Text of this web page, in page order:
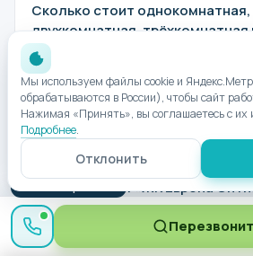
Сколько стоит однокомнатная,
двухкомнатная, трёхкомнатная
Европа Сити»?
Когда сдача «ЖК Европа Сити»?
Где находится «ЖК Европа
Мы используем файлы cookie и
обрабатываются в России), чтобы сайт
Нажимая «Принять», вы соглашаетесь с их
Подробнее.
Отклонить